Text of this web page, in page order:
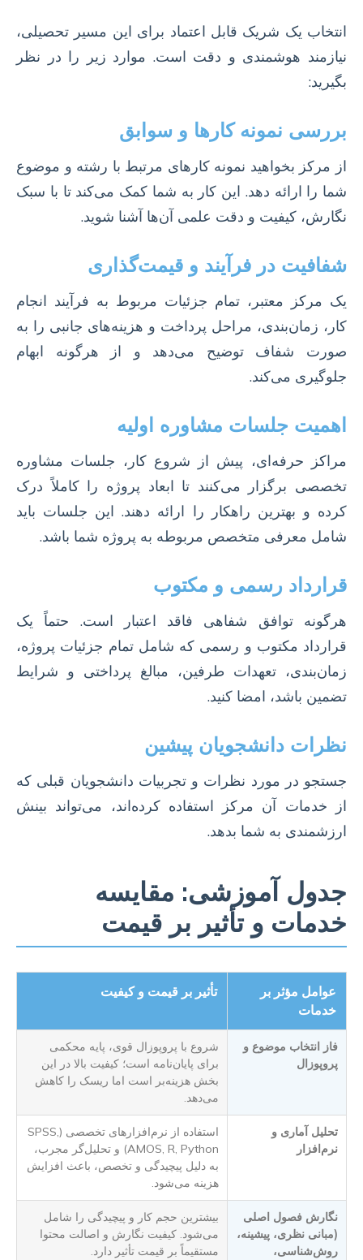
انتخاب یک شریک قابل اعتماد برای این مسیر تحصیلی،
نیازمند هوشمندی و دقت است. موارد زیر را در نظر
بگیرید:
بررسی نمونه کارها و سوابق
از مرکز بخواهید نمونه کارهای مرتبط با رشته و موضوع
شما را ارائه دهد. این کار به شما کمک می‌کند تا با سبک
نگارش، کیفیت و دقت علمی آن‌ها آشنا شوید.
شفافیت در فرآیند و قیمت‌گذاری
یک مرکز معتبر، تمام جزئیات مربوط به فرآیند انجام
کار، زمان‌بندی، مراحل پرداخت و هزینه‌های جانبی را به
صورت شفاف توضیح می‌دهد و از هرگونه ابهام
جلوگیری می‌کند.
اهمیت جلسات مشاوره اولیه
مراکز حرفه‌ای، پیش از شروع کار، جلسات مشاوره
تخصصی برگزار می‌کنند تا ابعاد پروژه را کاملاً درک
کرده و بهترین راهکار را ارائه دهند. این جلسات باید
شامل معرفی متخصص مربوطه به پروژه شما باشد.
قرارداد رسمی و مکتوب
هرگونه توافق شفاهی فاقد اعتبار است. حتماً یک
قرارداد مکتوب و رسمی که شامل تمام جزئیات پروژه،
زمان‌بندی، تعهدات طرفین، مبالغ پرداختی و شرایط
تضمین باشد، امضا کنید.
نظرات دانشجویان پیشین
جستجو در مورد نظرات و تجربیات دانشجویان قبلی که
از خدمات آن مرکز استفاده کرده‌اند، می‌تواند بینش
ارزشمندی به شما بدهد.
جدول آموزشی: مقایسه
خدمات و تأثیر بر قیمت
عوامل مؤثر بر
خدمات
تأثیر بر قیمت و کیفیت
فاز انتخاب موضوع و
پروپوزال
شروع با پروپوزال قوی، پایه محکمی
برای پایان‌نامه است؛ کیفیت بالا در این
بخش هزینه‌بر است اما ریسک را کاهش
می‌دهد.
تحلیل آماری و
نرم‌افزار
استفاده از نرم‌افزارهای تخصصی (SPSS,
AMOS, R, Python) و تحلیل‌گر مجرب،
به دلیل پیچیدگی و تخصص، باعث افزایش
هزینه می‌شود.
نگارش فصول اصلی
(مبانی نظری، پیشینه،
روش‌شناسی،
بیشترین حجم کار و پیچیدگی را شامل
می‌شود. کیفیت نگارش و اصالت محتوا
مستقیماً بر قیمت تأثیر دارد.